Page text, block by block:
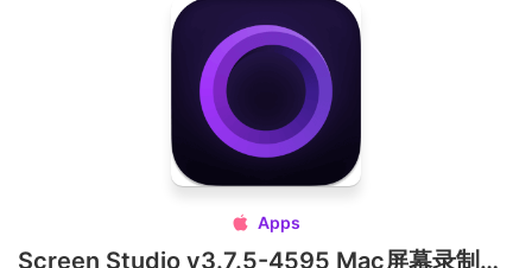
 Apps
Screen Studio v3.7.5-4595 Mac屏幕录制软件破解版